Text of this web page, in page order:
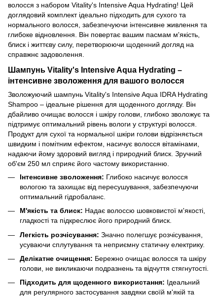
волосся з набором Vitality's Intensive Aqua Hydrating! Цей
доглядовий комплект ідеально підходить для сухого та
нормального волосся, забезпечуючи інтенсивне живлення та
глибоке відновлення. Він повертає вашим пасмам м'якість,
блиск і життєву силу, перетворюючи щоденний догляд на
справжнє задоволення.
Шампунь Vitality's Intensive Aqua Hydrating –
інтенсивне зволоження для вашого волосся
Зволожуючий шампунь Vitality's Intensive Aqua IDRA Hydrating
Shampoo – ідеальне рішення для щоденного догляду. Він
дбайливо очищає волосся і шкіру голови, глибоко зволожує та
підтримує оптимальний рівень вологи у структурі волосся.
Продукт для сухої та нормальної шкіри голови відрізняється
швидким і помітним ефектом, насичує волосся вітамінами,
надаючи йому здоровий вигляд і природний блиск. Зручний
об'єм 250 мл сприяє його частому використанню.
Інтенсивне зволоження: Глибоко насичує волосся
вологою та захищає від пересушування, забезпечуючи
оптимальний гідробаланс.
М'якість та блиск: Надає волоссю шовковистої м'якості,
гладкості та підкреслює його природний блиск.
Легкість розчісування: Значно полегшує розчісування,
усуваючи сплутування та неприємну статичну електрику.
Делікатне очищення: Бережно очищає волосся та шкіру
голови, не викликаючи подразнень та відчуття стягнутості.
Підходить для щоденного використання: Ідеальний
для регулярного застосування завдяки своїй м'якій та